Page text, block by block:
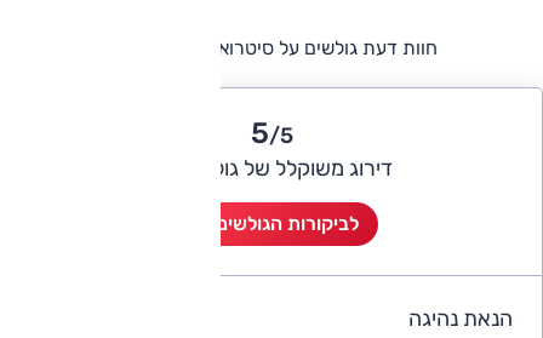
חוות דעת גולשים על סיטרואן C5 איירקרוס
5/5
דירוג משוקלל של גולשי אוטו
לביקורות הגולשים (9)
הנאת נהיגה